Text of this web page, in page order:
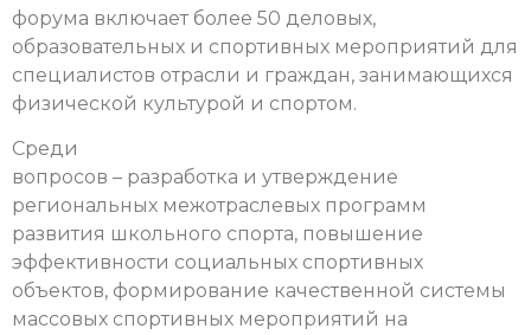
форума включает более 50 деловых,
образовательных и спортивных мероприятий для
специалистов отрасли и граждан, занимающихся
физической культурой и спортом.
Среди
вопросов – разработка и утверждение
региональных межотраслевых программ
развития школьного спорта, повышение
эффективности социальных спортивных
объектов, формирование качественной системы
массовых спортивных мероприятий на